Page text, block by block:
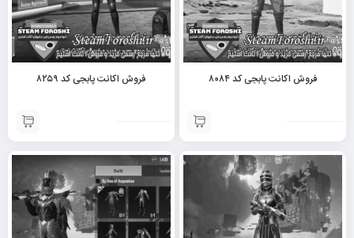
فروش اکانت پابجی کد ۸۰۸۴ فروش اکانت پابجی کد ۸۲۵۹